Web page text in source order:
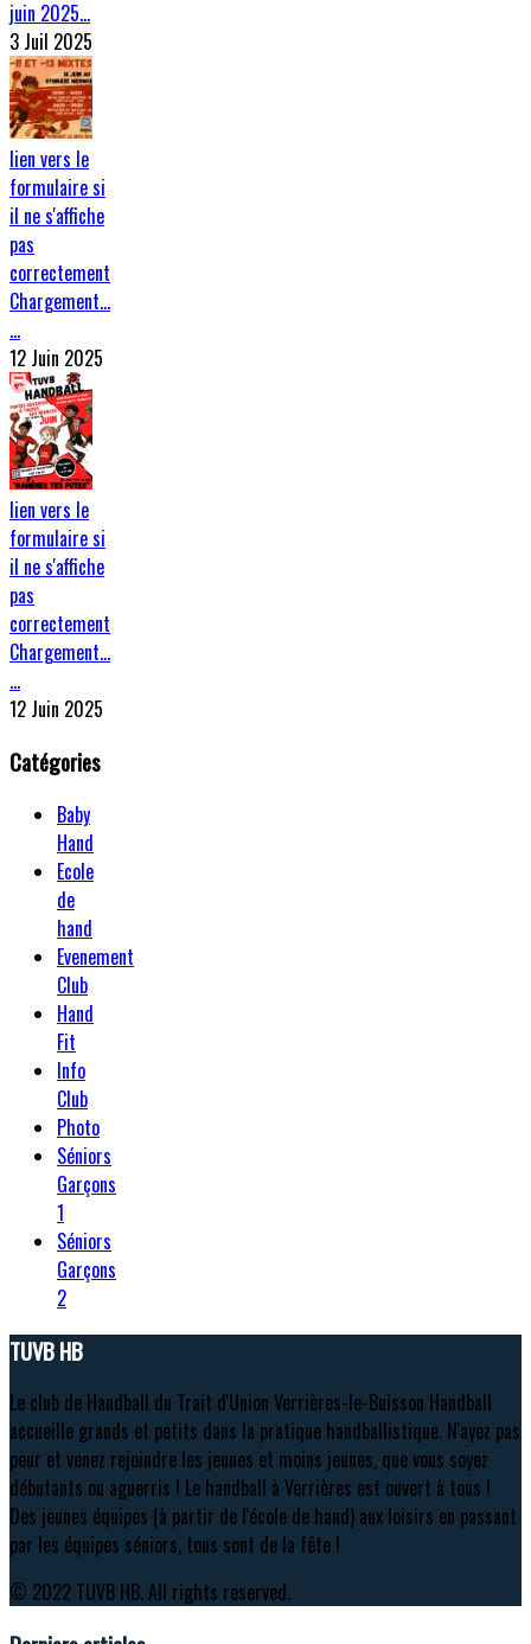
juin 2025…
3 Juil 2025
lien vers le
formulaire si
il ne s'affiche
pas
correctement
Chargement…
…
12 Juin 2025
lien vers le
formulaire si
il ne s'affiche
pas
correctement
Chargement…
…
12 Juin 2025
Catégories
Baby
Hand
Ecole
de
hand
Evenement
Club
Hand
Fit
Info
Club
Photo
Séniors
Garçons
1
Séniors
Garçons
2
TUVB HB
Le club de Handball du Trait d'Union Verrières-le-Buisson Handball
accueille grands et petits dans la pratique handballistique. N'ayez pas
peur et venez rejoindre les jeunes et moins jeunes, que vous soyez
débutants ou aguerris ! Le handball à Verrières est ouvert à tous !
Des jeunes équipes (à partir de l'école de hand) aux loisirs en passant
par les équipes séniors, tous sont de la fête !
© 2022 TUVB HB. All rights reserved.